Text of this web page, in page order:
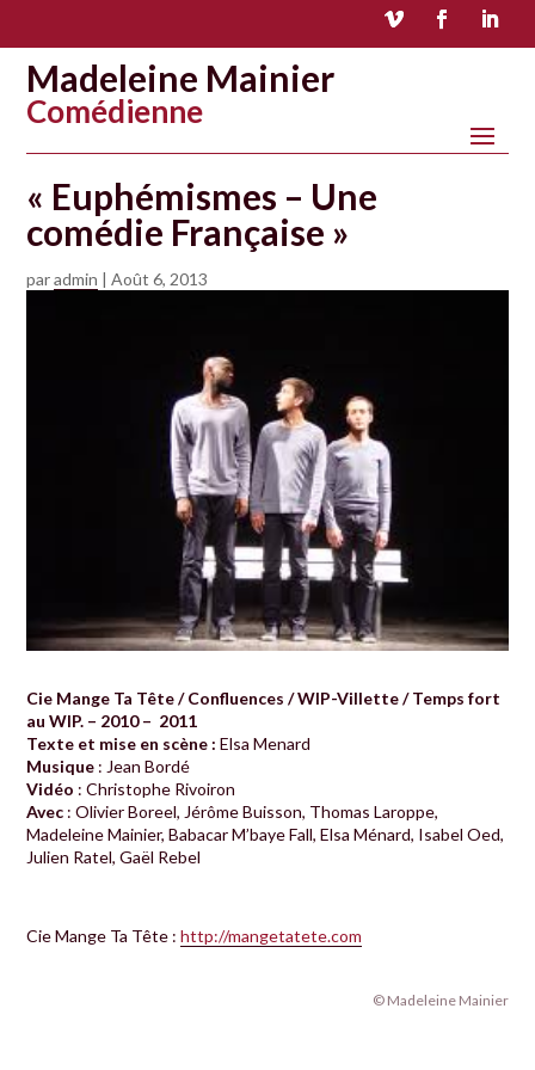
Madeleine Mainier
Comédienne
« Euphémismes – Une
comédie Française »
paradmin |Août 6, 2013
Cie Mange Ta Tête / Confluences / WIP-Villette / Temps fort
au WIP. – 2010 – 2011
Texte et mise en scène : Elsa Menard
Musique : Jean Bordé
Vidéo : Christophe Rivoiron
Avec : Olivier Boreel, Jérôme Buisson, Thomas Laroppe,
Madeleine Mainier, Babacar M’baye Fall, Elsa Ménard, Isabel Oed,
Julien Ratel, Gaël Rebel
Cie Mange Ta Tête :http://mangetatete.com
© Madeleine Mainier